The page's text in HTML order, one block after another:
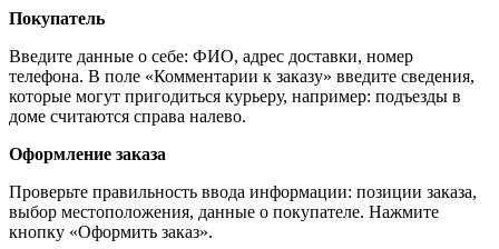
Покупатель
Введите данные о себе: ФИО, адрес доставки, номер
телефона. В поле «Комментарии к заказу» введите сведения,
которые могут пригодиться курьеру, например: подъезды в
доме считаются справа налево.
Оформление заказа
Проверьте правильность ввода информации: позиции заказа,
выбор местоположения, данные о покупателе. Нажмите
кнопку «Оформить заказ».